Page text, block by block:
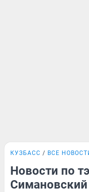
КУЗБАСС ВСЕ
Новости по
Симановский